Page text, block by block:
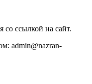
со ссылкой на сайт.
admin@nazran-